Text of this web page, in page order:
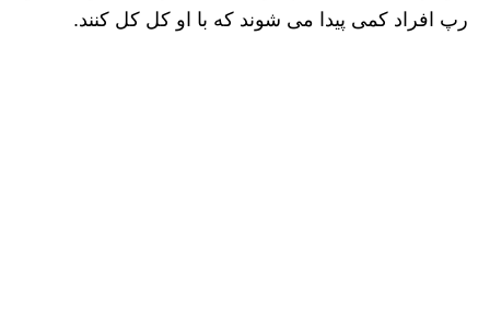
رپ افراد کمی پیدا می شوند که با او کل کل کنند‌.